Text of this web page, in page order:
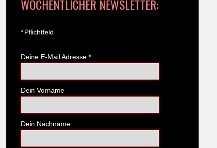
WÖCHENTLICHER NEWSLETTER:
*Pflichtfeld
Deine E-Mail Adresse *
Dein Vorname
Dein Nachname